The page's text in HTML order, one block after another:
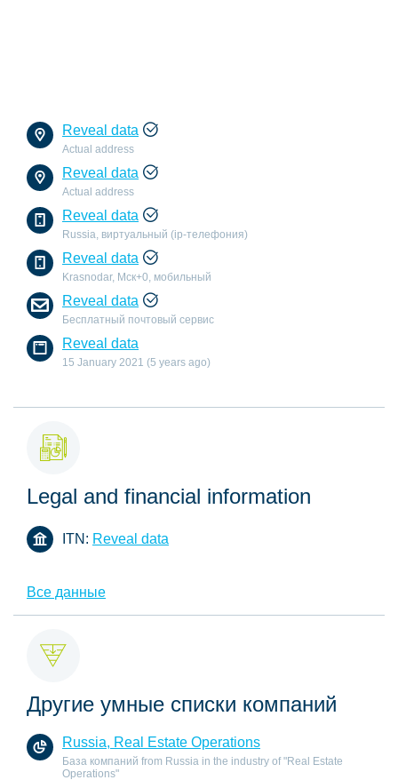
Reveal data
Actual address
Reveal data
Actual address
Reveal data
Russia, виртуальный (ip-телефония)
Reveal data
Krasnodar, Мск+0, мобильный
Reveal data
Бесплатный почтовый сервис
Reveal data
15 January 2021 (5 years ago)
Legal and financial information
ITN: Reveal data
Все данные
Другие умные списки компаний
Russia, Real Estate Operations
База компаний from Russia in the industry of "Real Estate
Operations"